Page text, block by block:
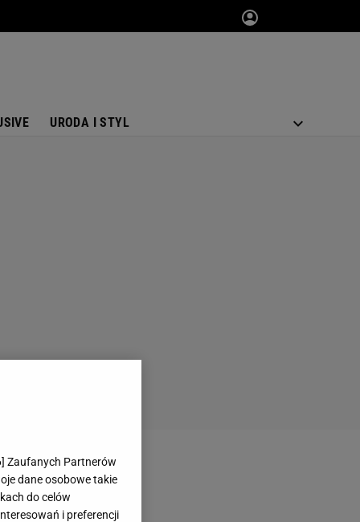
URODA I STYL
] Zaufanych Partnerów
dane osobowe takie
do celów
i preferencji